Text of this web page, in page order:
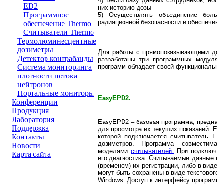
ED2
Программное
обеспечение Thermo
Считыватели Thermo
Термолюминесцентные
дозиметры
Детектор контрабанды
Система мониторинга
плотности потока
нейтронов
Портальные мониторы
Конференции
Продукция
Лаборатория
Поддержка
Контакты
Новости
Карта сайта
них историю дозы
5) Осуществлять объединение
радиационной безопасности и
Для работы с прямопоказывающими
разработаны три программных
программ обладает своей
EasyEPD2.
EasyEPD2 – базовая программа,
для просмотра их текущих показаний.
которой подключается считыватель
дозиметров. Программа
моделями считывателей. При
его диагностика. Считываемые
(временем) их регистрации, либо в
могут быть сохранены в виде
Windows. Доступ к интерфейсу